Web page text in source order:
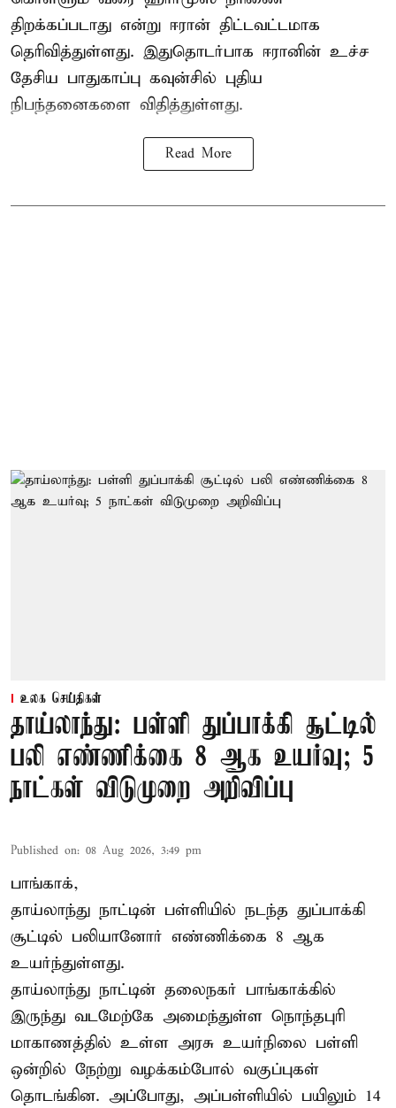
திறக்கப்படாது என்று ஈரான் திட்டவட்டமாக
தெரிவித்துள்ளது. இதுதொடர்பாக ஈரானின் உச்ச
தேசிய பாதுகாப்பு கவுன்சில் புதிய
நிபந்தனைகளை விதித்துள்ளது.
Read More
உலக செய்திகள்
தாய்லாந்து: பள்ளி துப்பாக்கி சூட்டில்
பலி எண்ணிக்கை 8 ஆக உயர்வு; 5
நாட்கள் விடுமுறை அறிவிப்பு
Published on: 08 Aug 2026, 3:49 pm
பாங்காக்,
தாய்லாந்து நாட்டின் பள்ளியில் நடந்த துப்பாக்கி
சூட்டில் பலியானோர் எண்ணிக்கை 8 ஆக
உயர்ந்துள்ளது.
தாய்லாந்து நாட்டின் தலைநகர் பாங்காக்கில்
இருந்து வடமேற்கே அமைந்துள்ள நொந்தபுரி
மாகாணத்தில் உள்ள அரசு உயர்நிலை பள்ளி
ஒன்றில் நேற்று வழக்கம்போல் வகுப்புகள்
தொடங்கின. அப்போது, அப்பள்ளியில் பயிலும் 14